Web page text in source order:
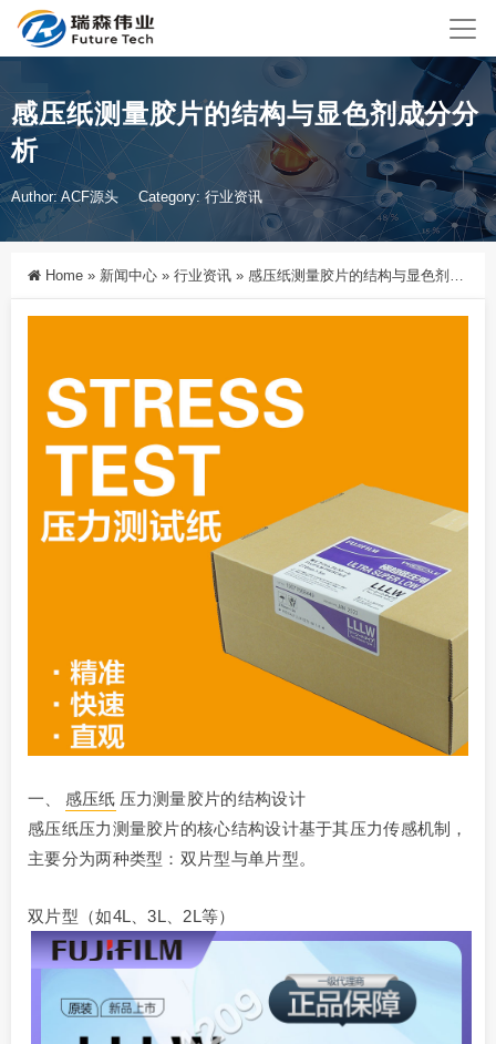
感压纸测量胶片的结构与显色剂成分分
析
Author: ACF源头 Category: 行业资讯
Home » 新闻中心 » 行业资讯 » 感压纸测量胶片的结构与显色剂成分分析
一、 感压纸 压力测量胶片的结构设计
感压纸压力测量胶片的核心结构设计基于其压力传感机制，
主要分为两种类型：双片型与单片型。
双片型（如4L、3L、2L等）